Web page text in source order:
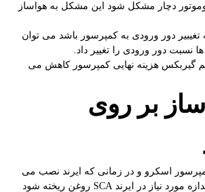
دچار مشکل شود این مشکل به هواساز
تغیبیر دور ورودی به کمپرسور باشد می توان
نسبت دور ورودی را تغییر داد.
هزینه نهایی کمپرسور کاهش می
بر روی
اسکرو و در زمانی که ایرند نصب می
شود، نیاز است که به اندازه مورد نیاز در ایرند SCA روغن ریخته شود